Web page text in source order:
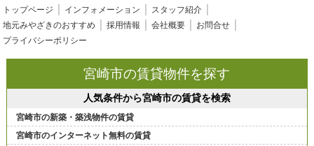
トップページ インフォメーション
スタッフ紹介
地元みやざきのおすすめ
採用情報 会社概要
お問合せ
プライバシーポリシー
宮崎市の賃貸物件を探す
人気条件から宮崎市の賃貸を検索
宮崎市の新築・築浅物件の賃貸
宮崎市のインターネット無料の賃貸